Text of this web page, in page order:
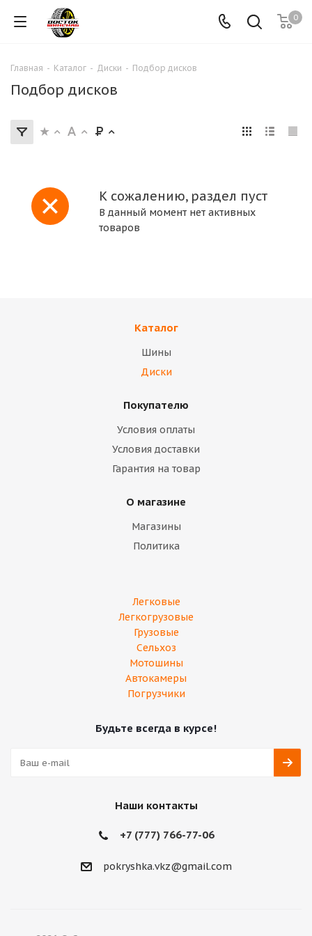
0
Главная - Каталог - Диски - Подбор дисков
Подбор дисков
К сожалению, раздел пуст
В данный момент нет активных
товаров
Каталог
Шины
Диски
Покупателю
Условия оплаты
Условия доставки
Гарантия на товар
О магазине
Магазины
Политика
Легковые
Легкогрузовые
Грузовые
Сельхоз
Мотошины
Автокамеры
Погрузчики
Будьте всегда в курсе!
Наши контакты
+7 (777) 766-77-06
‎pokryshka.vkz@gmail.com